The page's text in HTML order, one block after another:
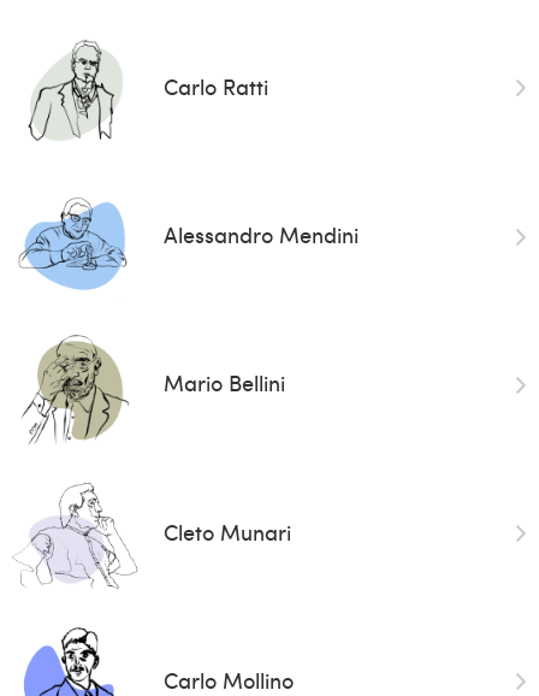
Carlo Ratti
Alessandro Mendini
Mario Bellini
Cleto Munari
Carlo Mollino